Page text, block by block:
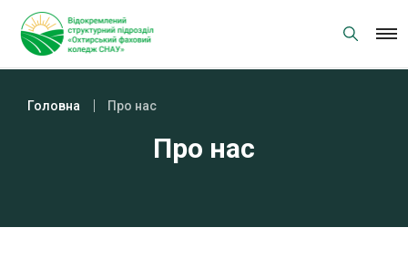
content
Головна Про нас
Про нас